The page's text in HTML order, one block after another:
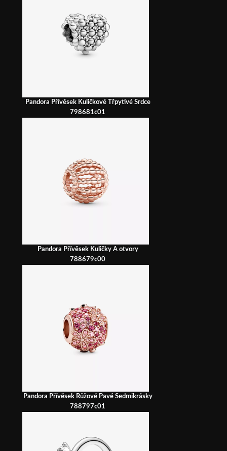
Pandora Přívěsek Kuličkové Třpytivé Srdce
798681c01
Pandora Přívěsek Kuličky A otvory
788679c00
Pandora Přívěsek Růžové Pavé Sedmikrásky
788797c01